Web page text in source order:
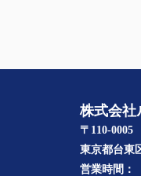
株式会
〒110-0005
東京都台東
営業時間：